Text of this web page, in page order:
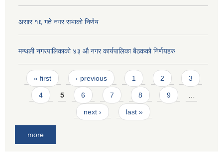
असार १६ गते नगर सभाको निर्णय
मन्थली नगरपालिकाको ४३ औ नगर कार्यपालिका बैठकको निर्णयहरु
Pages
« first ‹ previous 1 2 3
4 5 6 7 8 9
next › last »
more